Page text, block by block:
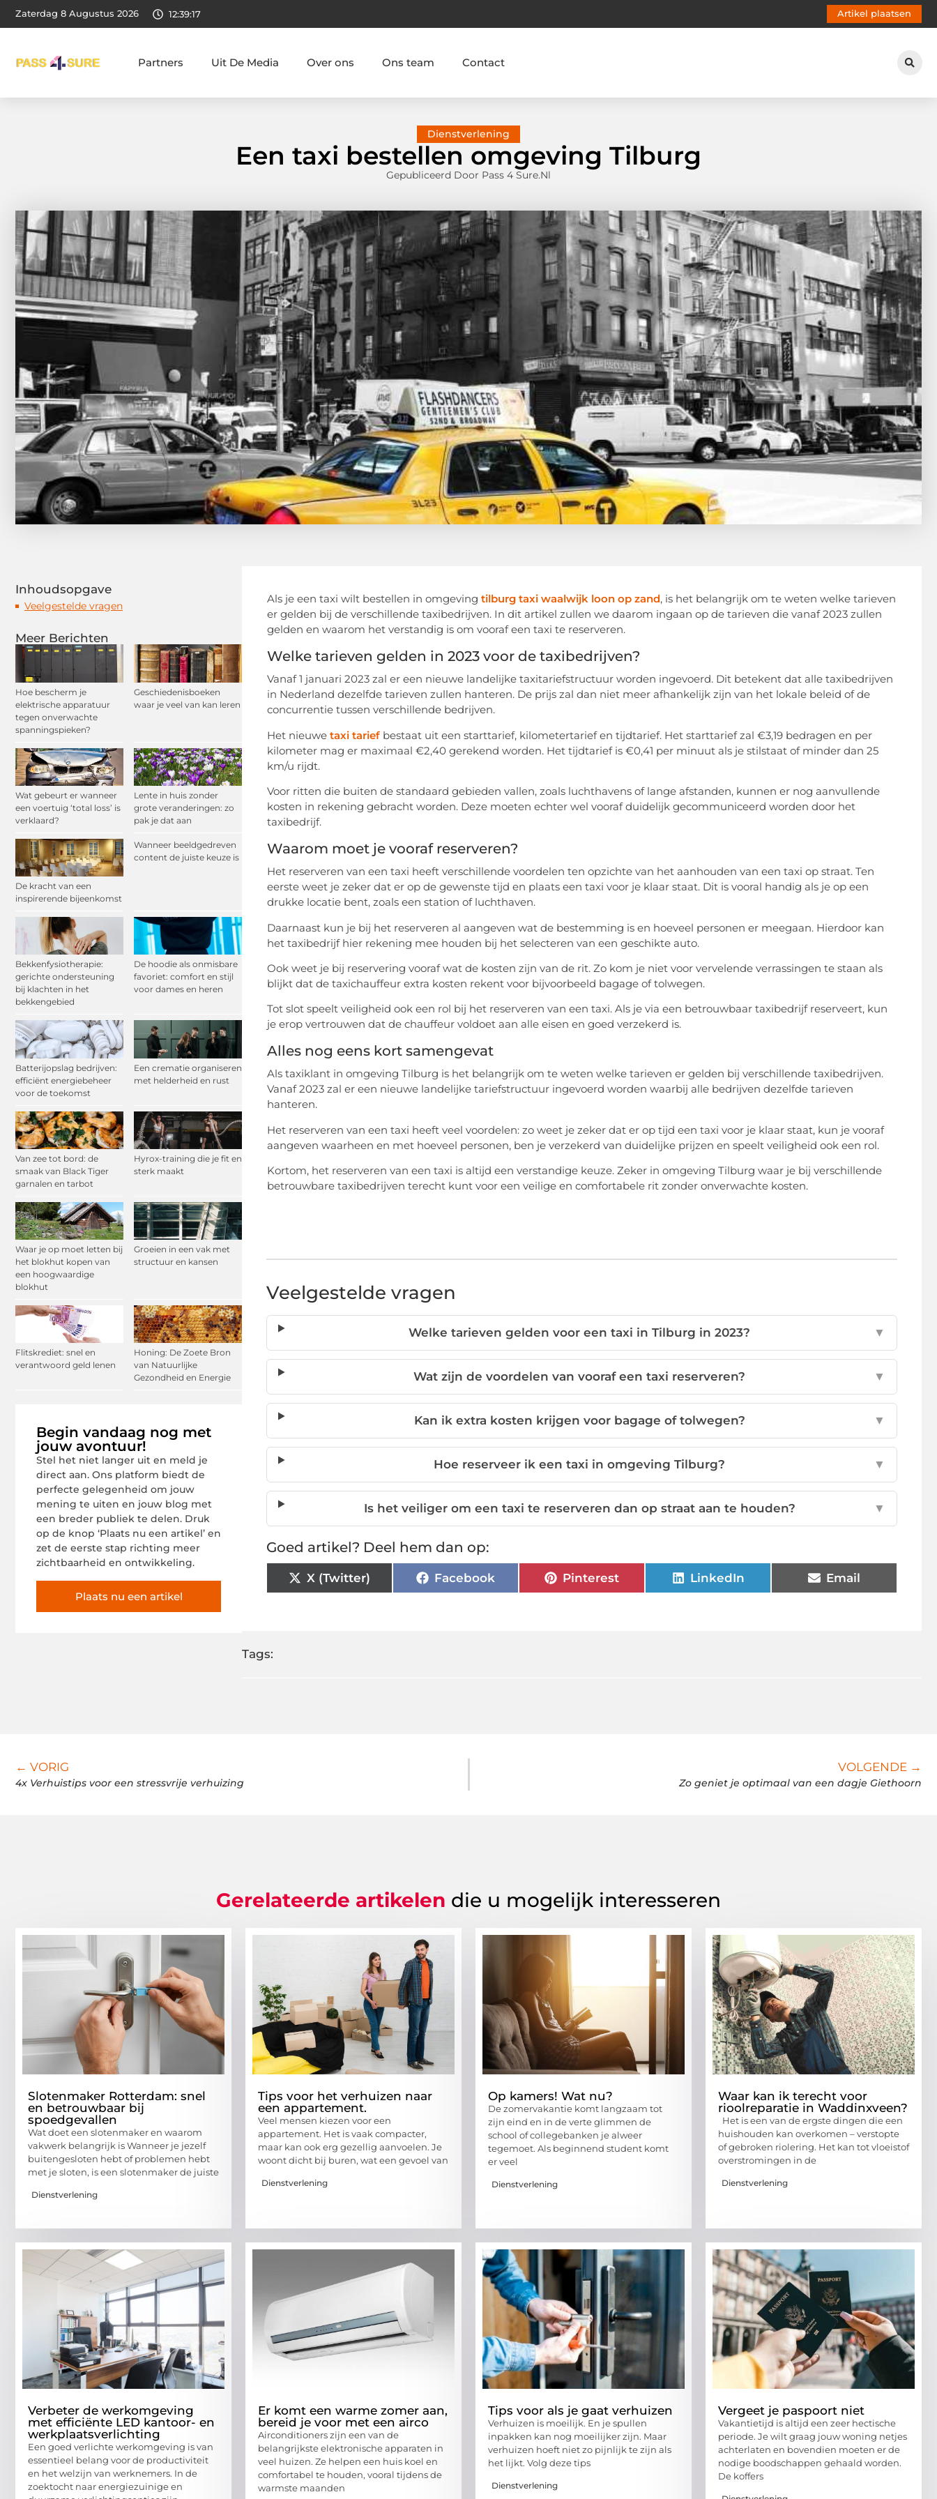
Zaterdag 8 Augustus 2026 12:39:18 Artikel plaatsen
Partners Uit De Media Over ons Ons team Contact
Dienstverlening
Een taxi bestellen omgeving Tilburg
Gepubliceerd Door Pass 4 Sure.nl
Inhoudsopgave
Veelgestelde vragen
Meer Berichten
Hoe bescherm je
elektrische apparatuur
tegen onverwachte
spanningspieken?
Geschiedenisboeken
waar je veel van kan leren
Wat gebeurt er wanneer
een voertuig ‘total loss’ is
verklaard?
Lente in huis zonder
grote veranderingen: zo
pak je dat aan
De kracht van een
inspirerende bijeenkomst
Wanneer beeldgedreven
content de juiste keuze is
Bekkenfysiotherapie:
gerichte ondersteuning
bij klachten in het
bekkengebied
De hoodie als onmisbare
favoriet: comfort en stijl
voor dames en heren
Batterijopslag bedrijven:
efficiënt energiebeheer
voor de toekomst
Een crematie organiseren
met helderheid en rust
Van zee tot bord: de
smaak van Black Tiger
garnalen en tarbot
Hyrox-training die je fit en
sterk maakt
Waar je op moet letten bij
het blokhut kopen van
een hoogwaardige
blokhut
Groeien in een vak met
structuur en kansen
Flitskrediet: snel en
verantwoord geld lenen
Honing: De Zoete Bron
van Natuurlijke
Gezondheid en Energie
Begin vandaag nog met
jouw avontuur!
Stel het niet langer uit en meld je
direct aan. Ons platform biedt de
perfecte gelegenheid om jouw
mening te uiten en jouw blog met
een breder publiek te delen. Druk
op de knop ‘Plaats nu een artikel’ en
zet de eerste stap richting meer
zichtbaarheid en ontwikkeling.
Plaats nu een artikel
Als je een taxi wilt bestellen in omgeving tilburg taxi waalwijk loon op zand, is het belangrijk om te weten welke tarieven
er gelden bij de verschillende taxibedrijven. In dit artikel zullen we daarom ingaan op de tarieven die vanaf 2023 zullen
gelden en waarom het verstandig is om vooraf een taxi te reserveren.
Welke tarieven gelden in 2023 voor de taxibedrijven?
Vanaf 1 januari 2023 zal er een nieuwe landelijke taxitariefstructuur worden ingevoerd. Dit betekent dat alle taxibedrijven
in Nederland dezelfde tarieven zullen hanteren. De prijs zal dan niet meer afhankelijk zijn van het lokale beleid of de
concurrentie tussen verschillende bedrijven.
Het nieuwe taxi tarief bestaat uit een starttarief, kilometertarief en tijdtarief. Het starttarief zal €3,19 bedragen en per
kilometer mag er maximaal €2,40 gerekend worden. Het tijdtarief is €0,41 per minuut als je stilstaat of minder dan 25
km/u rijdt.
Voor ritten die buiten de standaard gebieden vallen, zoals luchthavens of lange afstanden, kunnen er nog aanvullende
kosten in rekening gebracht worden. Deze moeten echter wel vooraf duidelijk gecommuniceerd worden door het
taxibedrijf.
Waarom moet je vooraf reserveren?
Het reserveren van een taxi heeft verschillende voordelen ten opzichte van het aanhouden van een taxi op straat. Ten
eerste weet je zeker dat er op de gewenste tijd en plaats een taxi voor je klaar staat. Dit is vooral handig als je op een
drukke locatie bent, zoals een station of luchthaven.
Daarnaast kun je bij het reserveren al aangeven wat de bestemming is en hoeveel personen er meegaan. Hierdoor kan
het taxibedrijf hier rekening mee houden bij het selecteren van een geschikte auto.
Ook weet je bij reservering vooraf wat de kosten zijn van de rit. Zo kom je niet voor vervelende verrassingen te staan als
blijkt dat de taxichauffeur extra kosten rekent voor bijvoorbeeld bagage of tolwegen.
Tot slot speelt veiligheid ook een rol bij het reserveren van een taxi. Als je via een betrouwbaar taxibedrijf reserveert, kun
je erop vertrouwen dat de chauffeur voldoet aan alle eisen en goed verzekerd is.
Alles nog eens kort samengevat
Als taxiklant in omgeving Tilburg is het belangrijk om te weten welke tarieven er gelden bij verschillende taxibedrijven.
Vanaf 2023 zal er een nieuwe landelijke tariefstructuur ingevoerd worden waarbij alle bedrijven dezelfde tarieven
hanteren.
Het reserveren van een taxi heeft veel voordelen: zo weet je zeker dat er op tijd een taxi voor je klaar staat, kun je vooraf
aangeven waarheen en met hoeveel personen, ben je verzekerd van duidelijke prijzen en speelt veiligheid ook een rol.
Kortom, het reserveren van een taxi is altijd een verstandige keuze. Zeker in omgeving Tilburg waar je bij verschillende
betrouwbare taxibedrijven terecht kunt voor een veilige en comfortabele rit zonder onverwachte kosten.
Veelgestelde vragen
Welke tarieven gelden voor een taxi in Tilburg in 2023? ▼
Wat zijn de voordelen van vooraf een taxi reserveren? ▼
Kan ik extra kosten krijgen voor bagage of tolwegen? ▼
Hoe reserveer ik een taxi in omgeving Tilburg? ▼
Is het veiliger om een taxi te reserveren dan op straat aan te houden? ▼
Goed artikel? Deel hem dan op:
X (Twitter) Facebook Pinterest LinkedIn Email
Tags:
← VORIG
4x Verhuistips voor een stressvrije verhuizing
VOLGENDE →
Zo geniet je optimaal van een dagje Giethoorn
Gerelateerde artikelen die u mogelijk interesseren
Slotenmaker Rotterdam: snel
en betrouwbaar bij
spoedgevallen
Wat doet een slotenmaker en waarom
vakwerk belangrijk is Wanneer je jezelf
buitengesloten hebt of problemen hebt
met je sloten, is een slotenmaker de juiste
Dienstverlening
Tips voor het verhuizen naar
een appartement.
Veel mensen kiezen voor een
appartement. Het is vaak compacter,
maar kan ook erg gezellig aanvoelen. Je
woont dicht bij buren, wat een gevoel van
Dienstverlening
Op kamers! Wat nu?
De zomervakantie komt langzaam tot
zijn eind en in de verte glimmen de
school of collegebanken je alweer
tegemoet. Als beginnend student komt
er veel
Dienstverlening
Waar kan ik terecht voor
rioolreparatie in Waddinxveen?
Het is een van de ergste dingen die een
huishouden kan overkomen – verstopte
of gebroken riolering. Het kan tot vloeistof
overstromingen in de
Dienstverlening
Verbeter de werkomgeving
met efficiënte LED kantoor- en
werkplaatsverlichting
Een goed verlichte werkomgeving is van
essentieel belang voor de productiviteit
en het welzijn van werknemers. In de
zoektocht naar energiezuinige en
Er komt een warme zomer aan,
bereid je voor met een airco
Airconditioners zijn een van de
belangrijkste elektronische apparaten in
veel huizen. Ze helpen een huis koel en
comfortabel te houden, vooral tijdens de
warmste maanden
Tips voor als je gaat verhuizen
Verhuizen is moeilijk. En je spullen
inpakken kan nog moeilijker zijn. Maar
verhuizen hoeft niet zo pijnlijk te zijn als
het lijkt. Volg deze tips
Dienstverlening
Vergeet je paspoort niet
Vakantietijd is altijd een zeer hectische
periode. Je wilt graag jouw woning netjes
achterlaten en bovendien moeten er de
nodige boodschappen gehaald worden.
De koffers